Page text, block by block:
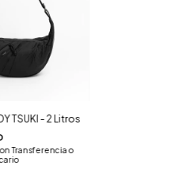
TSUKI - 2 Litros
Transferencia o